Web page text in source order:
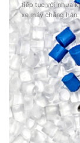
tiếp tục với nhựa
xe máy chẳng hạn.